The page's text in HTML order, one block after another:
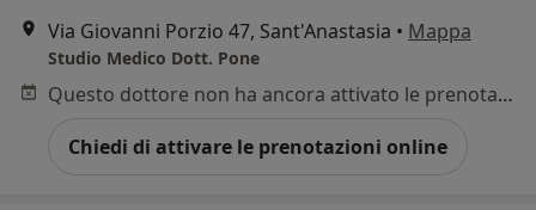
Via Giovanni Porzio 47, Sant'Anastasia • Mappa
Studio Medico Dott. Pone
Questo dottore non ha ancora attivato le prenotazioni online presso questo indirizzo.
Chiedi di attivare le prenotazioni online